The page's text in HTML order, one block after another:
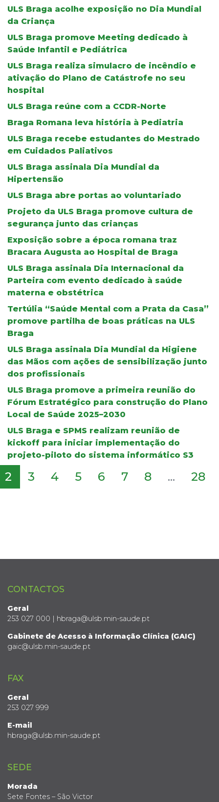
ULS Braga acolhe exposição no Dia Mundial
da Criança
ULS Braga promove Meeting dedicado à
Saúde Infantil e Pediátrica
ULS Braga realiza simulacro de incêndio e
ativação do Plano de Catástrofe no seu
hospital
ULS Braga reúne com a CCDR-Norte
Braga Romana leva história à Pediatria
ULS Braga recebe estudantes do Mestrado
em Cuidados Paliativos
ULS Braga assinala Dia Mundial da
Hipertensão
ULS Braga abre portas ao voluntariado
Projeto da ULS Braga promove cultura de
segurança junto das crianças
Exposição sobre a época romana traz
Bracara Augusta ao Hospital de Braga
ULS Braga assinala Dia Internacional da
Parteira com evento dedicado à saúde
materna e obstétrica
Tertúlia “Saúde Mental com a Prata da Casa”
promove partilha de boas práticas na ULS
Braga
ULS Braga assinala Dia Mundial da Higiene
das Mãos com ações de sensibilização junto
dos profissionais
ULS Braga promove a primeira reunião do
Fórum Estratégico para construção do Plano
Local de Saúde 2025–2030
ULS Braga e SPMS realizam reunião de
kickoff para iniciar implementação do
projeto-piloto do sistema informático S3
2 3 4 5 6 7 8 ... 28
CONTACTOS
Geral
253 027 000 | hbraga@ulsb.min-saude.pt
Gabinete de Acesso à Informação Clínica (GAIC)
gaic@ulsb.min-saude.pt
FAX
Geral
253 027 999
E-mail
hbraga@ulsb.min-saude.pt
SEDE
Morada
Sete Fontes – São Victor